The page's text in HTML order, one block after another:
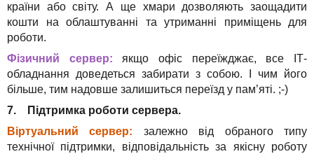
країни або світу. А ще хмари дозволяють заощадити
кошти на облаштуванні та утриманні приміщень для
роботи.
Фізичний сервер: якщо офіс переїжджає, все ІТ-
обладнання доведеться забирати з собою. І чим його
більше, тим надовше залишиться переїзд у пам’яті. ;-)
7. Підтримка роботи сервера.
Віртуальний сервер: залежно від обраного типу
технічної підтримки, відповідальність за якісну роботу